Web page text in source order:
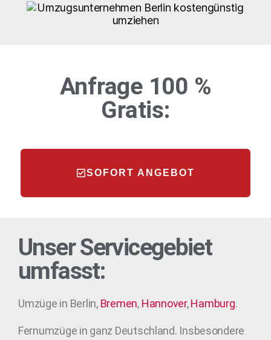
Anfrage 100 %
Gratis:
SOFORT ANGEBOT
Unser Servicegebiet
umfasst:
Umzüge in Berlin, Bremen, Hannover,Hamburg.
Fernumzüge in ganz Deutschland. Insbesondere